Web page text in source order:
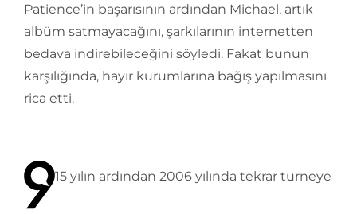
Patience’in başarısının ardından Michael, artık
albüm satmayacağını, şarkılarının internetten
bedava indirebileceğini söyledi. Fakat bunun
karşılığında, hayır kurumlarına bağış yapılmasını
rica etti.
15 yılın ardından 2006 yılında tekrar turneye